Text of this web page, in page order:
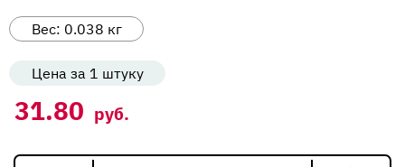
Вес: 0.038 кг
Цена за 1 штуку
31.80 руб.